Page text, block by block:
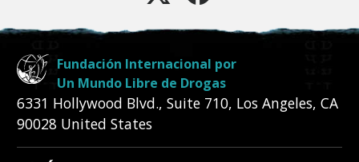
Fundación Internacional por
Un Mundo Libre de Drogas
6331 Hollywood Blvd., Suite 710, Los Angeles, CA
90028 United States